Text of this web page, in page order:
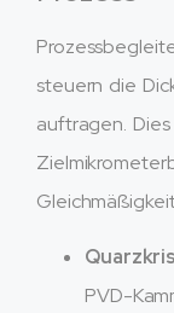
steuern die
auftragen.
PVD-